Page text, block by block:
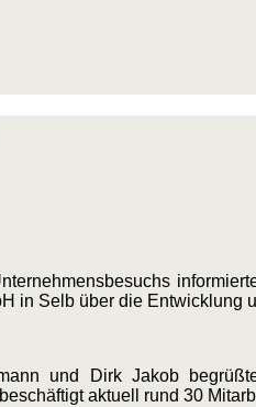
in Selb über die Entwicklung
und Dirk Jakob
aktuell rund 30